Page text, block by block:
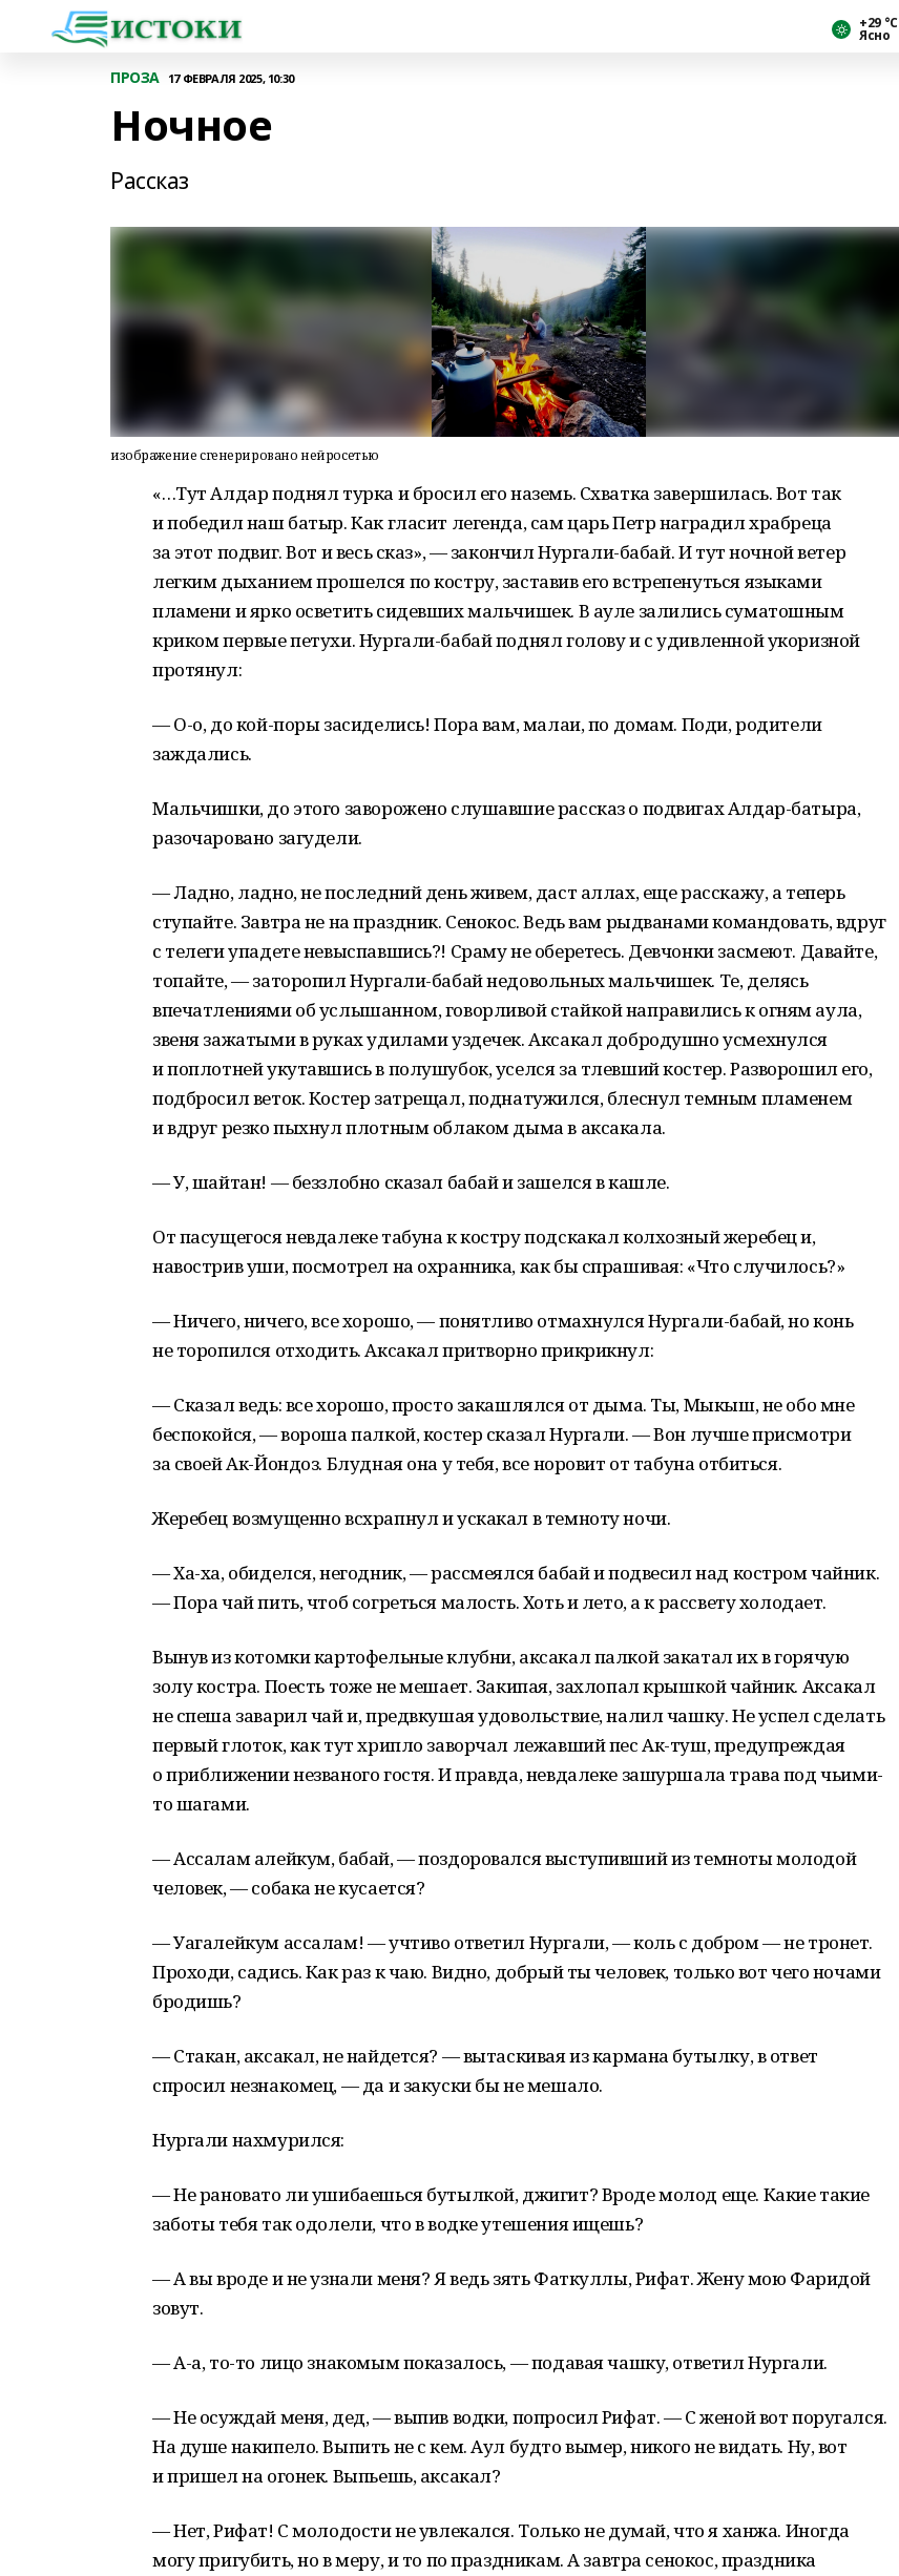
+29 °С
Ясно
ПРОЗА 17 ФЕВРАЛЯ 2025, 10:30
Ночное
Рассказ
изображение сгенерировано нейросетью
«…Тут Алдар поднял турка и бросил его наземь. Схватка завершилась. Вот так
и победил наш батыр. Как гласит легенда, сам царь Петр наградил храбреца
за этот подвиг. Вот и весь сказ», — закончил Нургали-бабай. И тут ночной ветер
легким дыханием прошелся по костру, заставив его встрепенуться языками
пламени и ярко осветить сидевших мальчишек. В ауле залились суматошным
криком первые петухи. Нургали-бабай поднял голову и с удивленной укоризной
протянул:
— О-о, до кой-поры засиделись! Пора вам, малаи, по домам. Поди, родители
заждались.
Мальчишки, до этого заворожено слушавшие рассказ о подвигах Алдар-батыра,
разочаровано загудели.
— Ладно, ладно, не последний день живем, даст аллах, еще расскажу, а теперь
ступайте. Завтра не на праздник. Сенокос. Ведь вам рыдванами командовать, вдруг
с телеги упадете невыспавшись?! Сраму не оберетесь. Девчонки засмеют. Давайте,
топайте, — заторопил Нургали-бабай недовольных мальчишек. Те, делясь
впечатлениями об услышанном, говорливой стайкой направились к огням аула,
звеня зажатыми в руках удилами уздечек. Аксакал добродушно усмехнулся
и поплотней укутавшись в полушубок, уселся за тлевший костер. Разворошил его,
подбросил веток. Костер затрещал, поднатужился, блеснул темным пламенем
и вдруг резко пыхнул плотным облаком дыма в аксакала.
— У, шайтан! — беззлобно сказал бабай и зашелся в кашле.
От пасущегося невдалеке табуна к костру подскакал колхозный жеребец и,
навострив уши, посмотрел на охранника, как бы спрашивая: «Что случилось?»
— Ничего, ничего, все хорошо, — понятливо отмахнулся Нургали-бабай, но конь
не торопился отходить. Аксакал притворно прикрикнул:
— Сказал ведь: все хорошо, просто закашлялся от дыма. Ты, Мыкыш, не обо мне
беспокойся, — вороша палкой, костер сказал Нургали. — Вон лучше присмотри
за своей Ак-Йондоз. Блудная она у тебя, все норовит от табуна отбиться.
Жеребец возмущенно всхрапнул и ускакал в темноту ночи.
— Ха-ха, обиделся, негодник, — рассмеялся бабай и подвесил над костром чайник.
— Пора чай пить, чтоб согреться малость. Хоть и лето, а к рассвету холодает.
Вынув из котомки картофельные клубни, аксакал палкой закатал их в горячую
золу костра. Поесть тоже не мешает. Закипая, захлопал крышкой чайник. Аксакал
не спеша заварил чай и, предвкушая удовольствие, налил чашку. Не успел сделать
первый глоток, как тут хрипло заворчал лежавший пес Ак-туш, предупреждая
о приближении незваного гостя. И правда, невдалеке зашуршала трава под чьими-
то шагами.
— Ассалам алейкум, бабай, — поздоровался выступивший из темноты молодой
человек, — собака не кусается?
— Уагалейкум ассалам! — учтиво ответил Нургали, — коль с добром — не тронет.
Проходи, садись. Как раз к чаю. Видно, добрый ты человек, только вот чего ночами
бродишь?
— Стакан, аксакал, не найдется? — вытаскивая из кармана бутылку, в ответ
спросил незнакомец, — да и закуски бы не мешало.
Нургали нахмурился:
— Не рановато ли ушибаешься бутылкой, джигит? Вроде молод еще. Какие такие
заботы тебя так одолели, что в водке утешения ищешь?
— А вы вроде и не узнали меня? Я ведь зять Фаткуллы, Рифат. Жену мою Фаридой
зовут.
— А-а, то-то лицо знакомым показалось, — подавая чашку, ответил Нургали.
— Не осуждай меня, дед, — выпив водки, попросил Рифат. — С женой вот поругался.
На душе накипело. Выпить не с кем. Аул будто вымер, никого не видать. Ну, вот
и пришел на огонек. Выпьешь, аксакал?
— Нет, Рифат! С молодости не увлекался. Только не думай, что я ханжа. Иногда
могу пригубить, но в меру, и то по праздникам. А завтра сенокос, праздника